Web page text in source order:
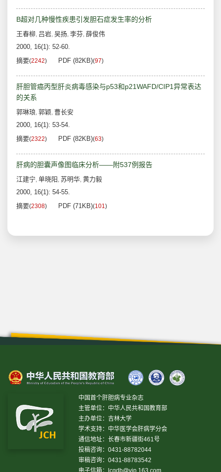
B超对几种慢性疾患引发胆石症发生率的分析
王春柳, 吕岩, 吴扬, 李芬, 薛俊伟
2000, 16(1): 52-60.
摘要(2242) PDF (82KB)(97)
肝胆管癌丙型肝炎病毒感染与p53和p21WAFD/CIP1异常表达
的关系
郭琳琅, 郭颖, 曹长安
2000, 16(1): 53-54.
摘要(2322) PDF (82KB)(63)
肝病的胆囊声像图临床分析——附537例报告
江建宁, 单晓阳 , 苏明华, 黄力毅
2000, 16(1): 54-55.
摘要(2308) PDF (71KB)(101)
中国首个肝胆病专业杂志
主管单位：中华人民共和国教育部
主办单位：吉林大学
学术支持：中华医学会肝病学分会
通信地址：长春市新疆街461号
投稿咨询：0431-88782044
审稿咨询：0431-88783542